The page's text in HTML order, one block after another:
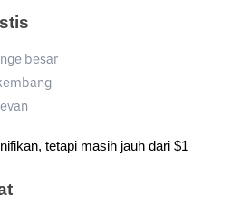
besar
tetapi masih jauh dari $1